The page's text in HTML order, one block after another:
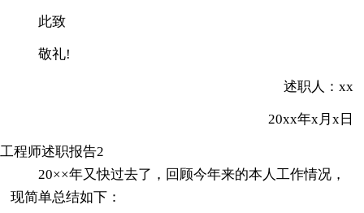
此致
敬礼!
述职人：xx
20xx年x月x日
工程师述职报告2
20××年又快过去了，回顾今年来的本人工作情况，
现简单总结如下：